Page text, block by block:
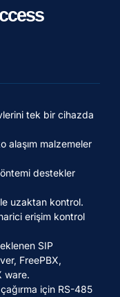
tek bir cihazda
alaşım malzemeler
destekler
uzaktan kontrol.
erişim kontrol
SIP
FreePBX,
ware.
için RS-485